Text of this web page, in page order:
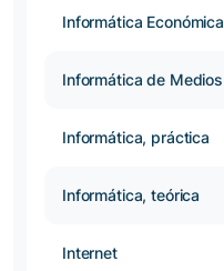
Informática Económica
Informática de Medios
Informática, práctica
Informática, teórica
Internet